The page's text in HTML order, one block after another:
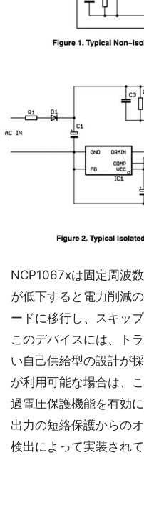
NCP1067xは固定周波
が低下すると電力削減
ードに移行し、スキッ
このデバイスには、ト
い自己供給型の設計が
が利用可能な場合は、
過電圧保護機能を有効
出力の短絡保護からの
検出によって実装されて